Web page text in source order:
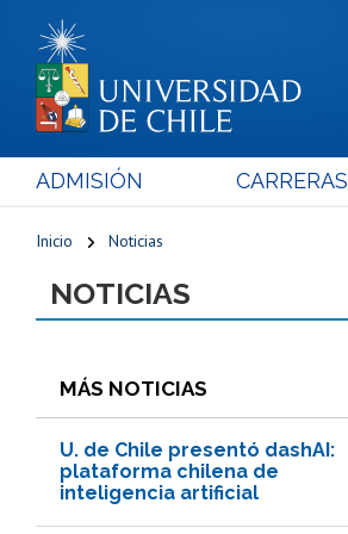
ADMISIÓN CARRERAS
Inicio Noticias
NOTICIAS
MÁS NOTICIAS
U. de Chile presentó dashAI:
plataforma chilena de
inteligencia artificial